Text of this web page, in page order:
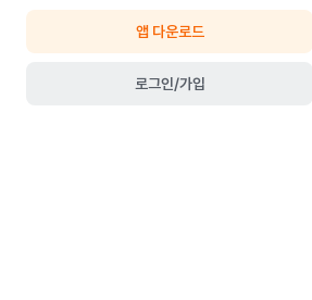
앱 다운로드
로그인/가입